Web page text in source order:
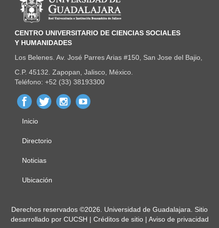
CENTRO UNIVERSITARIO DE CIENCIAS SOCIALES
Y HUMANIDADES
Los Belenes. Av. José Parres Arias #150, San Jose del Bajio,
C.P. 45132. Zapopan, Jalisco, México.
Teléfono: +52 (33) 38193300
Menú
principal
Inicio
Directorio
Noticias
Ubicación
Derechos
Derechos reservados ©2026. Universidad de Guadalajara. Sitio
desarrollado por CUCSH | Créditos de sitio| Aviso de privacidad